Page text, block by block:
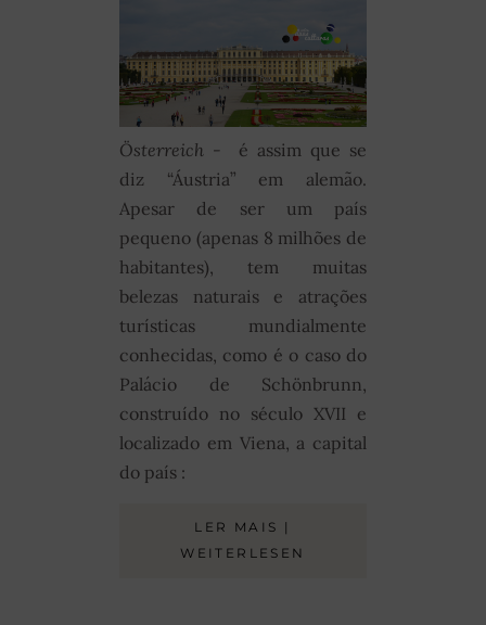
Österreich -
é assim que se
diz “Áustria” em alemão.
Apesar de ser um país
pequeno (apenas 8 milhões de
habitantes), tem muitas
belezas naturais e atrações
turísticas mundialmente
conhecidas, como é o caso do
Palácio de Schönbrunn,
construído no século XVII e
localizado em Viena, a capital
do país :
LER MAIS |
WEITERLESEN